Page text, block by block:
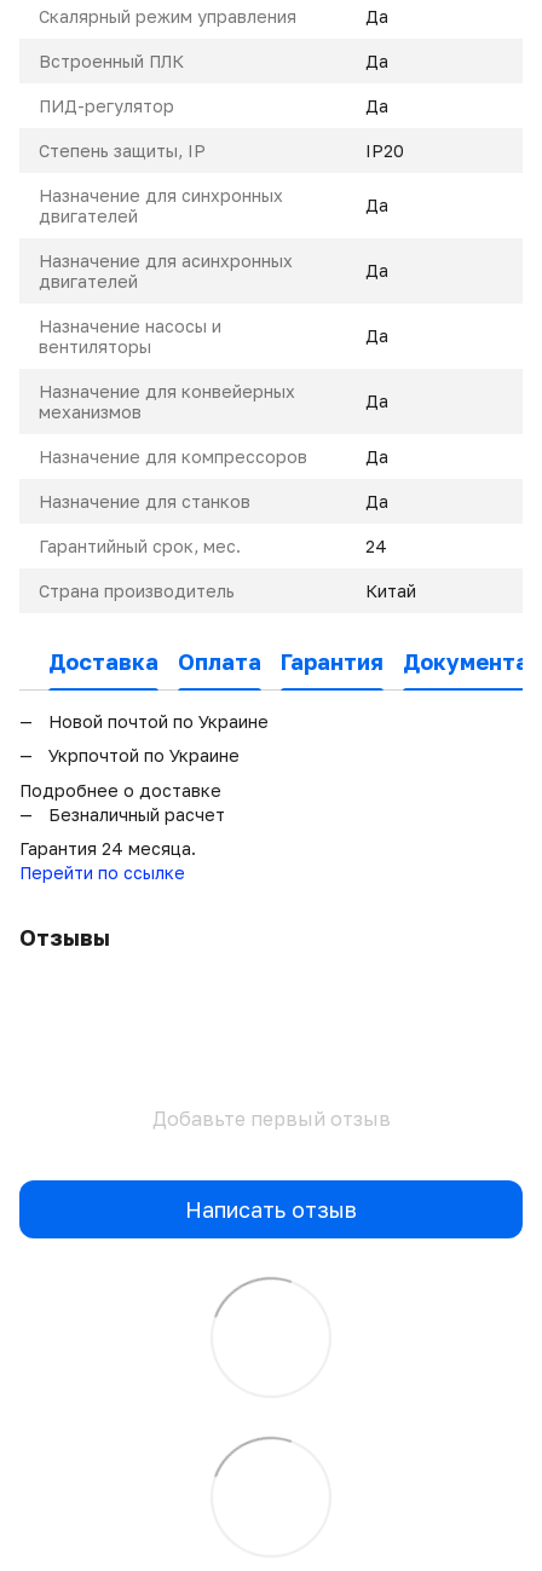
Скалярный режим управления Да
Встроенный ПЛК Да
ПИД-регулятор Да
Степень защиты, IP IP20
Назначение для синхронных
двигателей
Да
Назначение для асинхронных
двигателей
Да
Назначение насосы и
вентиляторы
Да
Назначение для конвейерных
механизмов
Да
Назначение для компрессоров Да
Назначение для станков Да
Гарантийный срок, мес. 24
Страна производитель Китай
Доставка Оплата Гарантия
Новой почтой по Украине
Укрпочтой по Украине
Подробнее о доставке
Безналичный расчет
Гарантия 24 месяца.
Перейти по ссылке
Отзывы
Добавьте первый отзыв
Написать отзыв